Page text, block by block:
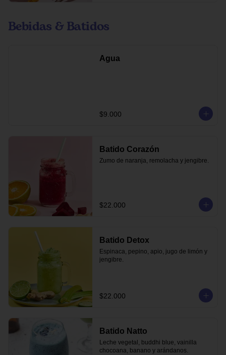
Bebidas & Batidos
Agua
$9.000
Batido Corazón
Zumo de naranja, remolacha y jengibre.
$22.000
Batido Detox
Espinaca, pepino, apio, jugo de limón y
jengibre.
$22.000
Batido Natto
Leche vegetal, buddhi blue, vainilla
chocoana, banano y arándanos.